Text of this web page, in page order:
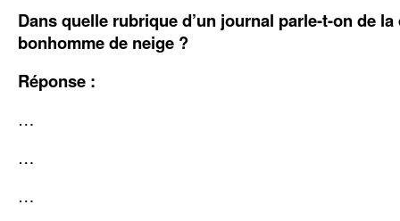
Dans quelle rubrique d’un journal parle-t-on de
bonhomme de neige ?
Réponse :
…
…
…